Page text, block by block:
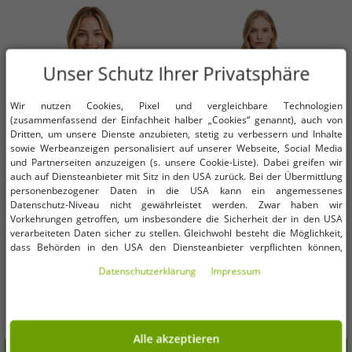
Verfügbare Größen
50 52
Hemdbluse 912758 Rosa
3,99 €
Verfügbare Größen
34 36
Sommer-Shirt 921905 Schwarz
4,99 €
Unser Schutz Ihrer Privatsphäre
Wir nutzen Cookies, Pixel und vergleichbare Technologien
(zusammenfassend der Einfachheit halber „Cookies“ genannt), auch von
Dritten, um unsere Dienste anzubieten, stetig zu verbessern und Inhalte
sowie Werbeanzeigen personalisiert auf unserer Webseite, Social Media
und Partnerseiten anzuzeigen (s. unsere Cookie-Liste). Dabei greifen wir
auch auf Diensteanbieter mit Sitz in den USA zurück. Bei der Übermittlung
personenbezogener Daten in die USA kann ein angemessenes
Datenschutz-Niveau nicht gewährleistet werden. Zwar haben wir
Vorkehrungen getroffen, um insbesondere die Sicherheit der in den USA
verarbeiteten Daten sicher zu stellen. Gleichwohl besteht die Möglichkeit,
dass Behörden in den USA den Diensteanbieter verpflichten können,
im Einzelfall auf Basis entsprechender US-Gesetzgebung, ein wirksamer
Zugriff informiert wirst. Mit Deiner Einwilligung gem. Art. 49 Abs. 1 lit. a
DSGVO erklärst Du Dich in die Übermittlung in die USA für einverstanden
(s.a. unsere Datenschutzerklärung). Du hast die Wahl, ob nur notwendige
Daten­schutz­erklärung Impressum
Alle akzeptieren